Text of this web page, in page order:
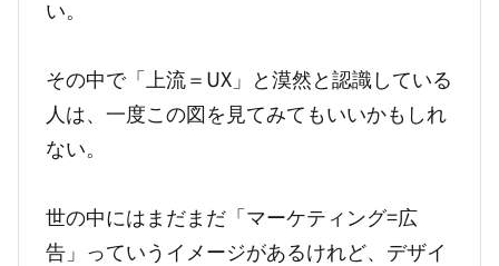
い。
その中で「上流＝UX」と漠然と認識している
人は、一度この図を見てみてもいいかもしれ
ない。
世の中にはまだまだ「マーケティング=広
告」っていうイメージがあるけれど、デザイ